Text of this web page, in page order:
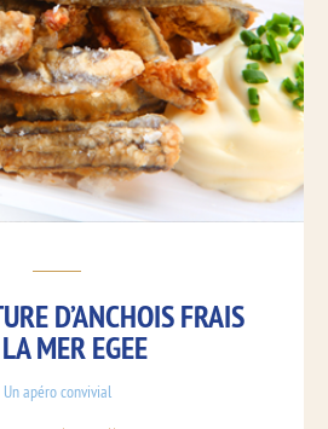
D’ANCHOIS FRAIS
MER EGEE
Un apéro convivial